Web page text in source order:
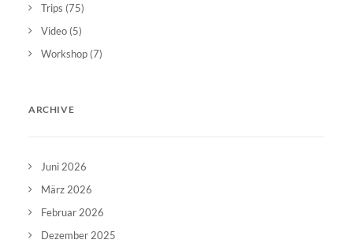
Trips (75)
Video (5)
Workshop (7)
ARCHIVE
Juni 2026
März 2026
Februar 2026
Dezember 2025